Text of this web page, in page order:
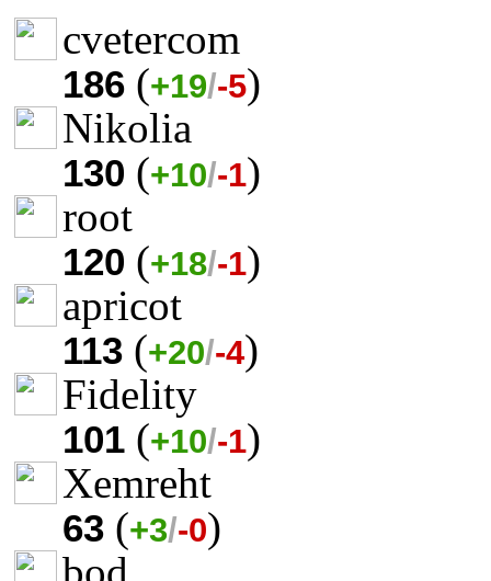
cvetercom
186 (+19/-5)
Nikolia
130 (+10/-1)
root
120 (+18/-1)
apricot
113 (+20/-4)
Fidelity
101 (+10/-1)
Xemreht
63 (+3/-0)
bod